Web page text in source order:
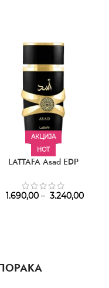
АКЦИЈА
HOT
LATTAFA Asad EDP
1.690,00 – 3.240,00